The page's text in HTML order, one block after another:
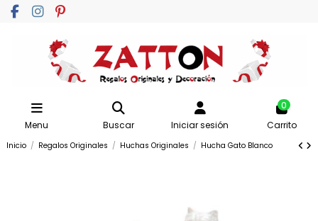
Menu Buscar Iniciar sesión
0
Carrito
Inicio Regalos Originales Huchas Originales Hucha Gato Blanco